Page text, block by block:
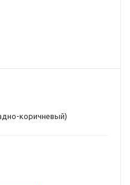
коричневый)